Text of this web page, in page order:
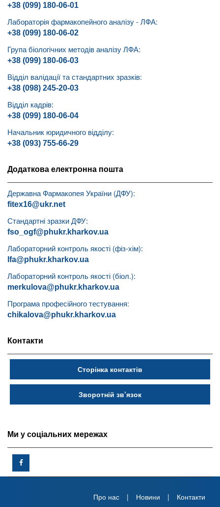
+38 (099) 180-06-01
Лабораторія фармакопейного аналізу - ЛФА:
+38 (099) 180-06-02
Група біологічних методів аналізу ЛФА:
+38 (099) 180-06-03
Відділ валідації та стандартних зразків:
+38 (098) 245-20-03
Відділ кадрів:
+38 (099) 180-06-04
Начальник юридичного відділу:
+38 (093) 755-66-29
Додаткова електронна пошта
Державна Фармакопея України (ДФУ):
fitex16@ukr.net
Стандартні зразки ДФУ:
fso_ogf@phukr.kharkov.ua
Лабораторний контроль якості (фіз-хім):
lfa@phukr.kharkov.ua
Лабораторний контроль якості (біол.):
merkulova@phukr.kharkov.ua
Програма професійного тестування:
chikalova@phukr.kharkov.ua
Контакти
Сторінка контактів
Зворотній зв’язок
Ми у соціальних мережах
Про нас Новини Контакти